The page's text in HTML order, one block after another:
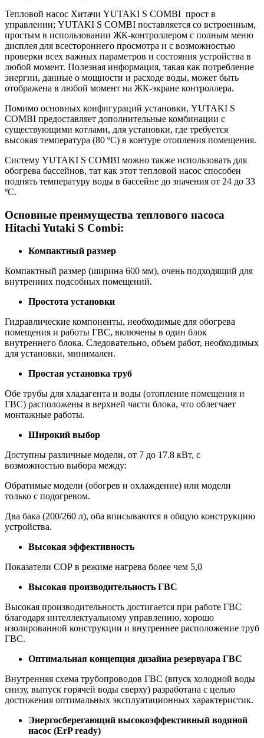
Тепловой насос Хитачи YUTAKI S COMBI прост в
управлении; YUTAKI S COMBI поставляется со встроенным,
простым в использовании ЖК-контроллером с полным меню
дисплея для всестороннего просмотра и с возможностью
проверки всех важных параметров и состояния устройства в
любой момент. Полезная информация, такая как потребление
энергии, данные о мощности и расходе воды, может быть
отображена в любой момент на ЖК-экране контроллера.
Помимо основных конфигураций установки, YUTAKI S
COMBI предоставляет дополнительные комбинации с
существующими котлами, для установки, где требуется
высокая температура (80 ºC) в контуре отопления помещения.
Систему YUTAKI S COMBI можно также использовать для
обогрева бассейнов, тат как этот тепловой насос способен
поднять температуру воды в бассейне до значения от 24 до 33
ºC.
Основные преимущества теплового насоса
Hitachi Yutaki S Combi:
Компактный размер
Компактный размер (ширина 600 мм), очень подходящий для
внутренних подсобных помещений.
Простота установки
Гидравлические компоненты, необходимые для обогрева
помещения и работы ГВС, включены в один блок
внутреннего блока. Следовательно, объем работ, необходимых
для установки, минимален.
Простая установка труб
Обе трубы для хладагента и воды (отопление помещения и
ГВС) расположены в верхней части блока, что облегчает
монтажные работы.
Широкий выбор
Доступны различные модели, от 7 до 17.8 кВт, с
возможностью выбора между:
Обратимые модели (обогрев и охлаждение) или модели
только с подогревом.
Два бака (200/260 л), оба вписываются в общую конструкцию
устройства.
Высокая эффективность
Показатели СОР в режиме нагрева более чем 5,0
Высокая производительность ГВС
Высокая производительность достигается при работе ГВС
благодаря интеллектуальному управлению, хорошо
изолированной конструкции и внутреннее расположение труб
ГВС.
Оптимальная концепция дизайна резервуара ГВС
Внутренняя схема трубопроводов ГВС (впуск холодной воды
снизу, выпуск горячей воды сверху) разработана с целью
достижения оптимальных эксплуатационных характеристик.
Энергосберегающий высокоэффективный водяной
насос (ErP ready)